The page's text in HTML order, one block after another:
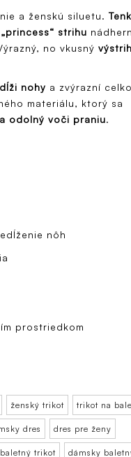
a ženskú siluetu.
strihu
no vkusný
nohy a zvýrazní
materiálu, ktorý sa
odolný voči praniu.
nôh
prostriedkom
ženský trikot trikot na
dres dres pre ženy
baletný trikot dámsky